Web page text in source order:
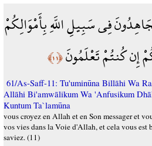
فِي سَبِيلِ اللَّهِ بِأَمْوَالِكُمْ
إِن كُنتُمْ تَعْلَمُونَ﴿١١﴾
61/As-Saff-11: Tu'uminūna Billāhi Wa
Allāhi Bi'amwālikum Wa 'Anfusikum
Kuntum Ta`lamūna
vous croyez en Allah et en Son messager et
vos vies dans la Voie d'Allah, et cela vous est
saviez. (11)